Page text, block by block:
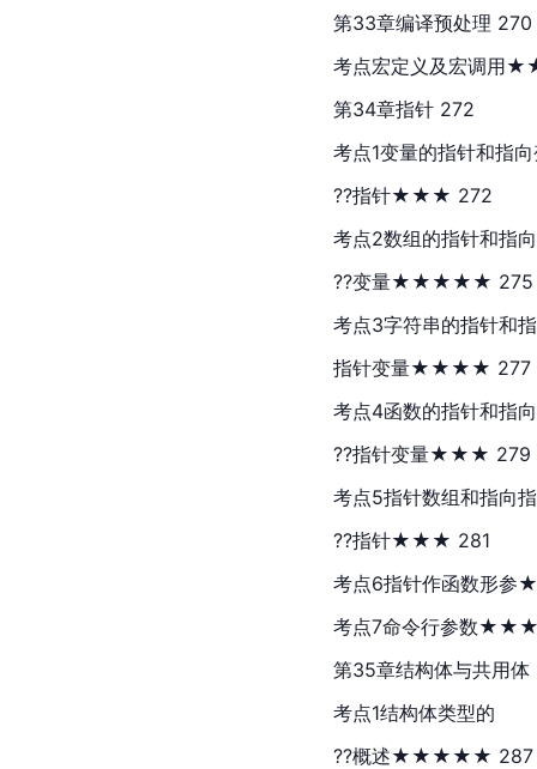
第33章编译预处理 270
考点宏定义及宏调
第34章指针 272
考点1变量的指针和指
??指针★★★ 272
考点2数组的指针和指
??变量★★★★★ 275
考点3字符串的指针和
指针变量★★★★ 277
考点4函数的指针和指
??指针变量★★★ 279
考点5指针数组和指向
??指针★★★ 281
考点6指针作函数形
考点7命令行参数
第35章结构体与共用体
考点1结构体类型的
??概述★★★★★ 287